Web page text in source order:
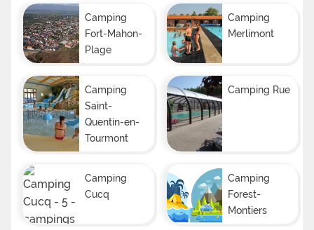
Camping
Fort-Mahon-
Plage
Camping
Merlimont
Camping
Saint-
Quentin-en-
Tourmont
Camping Rue
Camping
Cucq
Camping
Forest-
Montiers